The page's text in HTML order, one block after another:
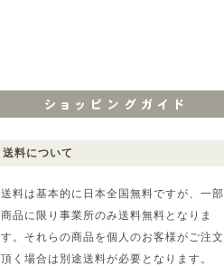
送料について
送料は基本的に日本全国無料ですが、一部
商品に限り事業所のみ送料無料となりま
す。それらの商品を個人のお客様がご注文
頂く場合は別途送料が必要となります。